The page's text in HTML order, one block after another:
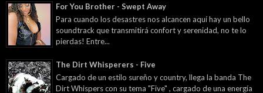
For You Brother - Swept Away
Para cuando los desastres nos alcancen aquí hay un bello
soundtrack que transmitirá confort y serenidad, no te lo
pierdas! Entre...
The Dirt Whisperers - Five
Cargado de un estilo sureño y country, llega la banda The
Dirt Whispers con su tema "Five" , cargado de una energía